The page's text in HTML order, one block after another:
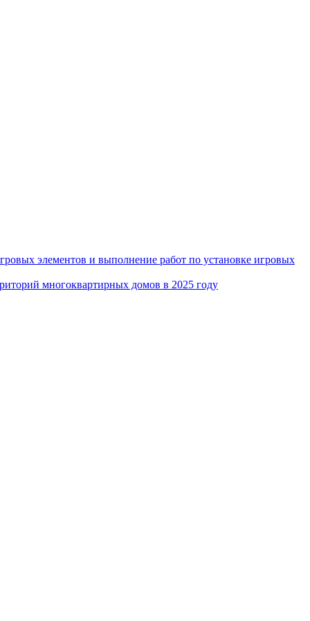
элементов и выполнение работ по установке игровых
многоквартирных домов в 2025 году